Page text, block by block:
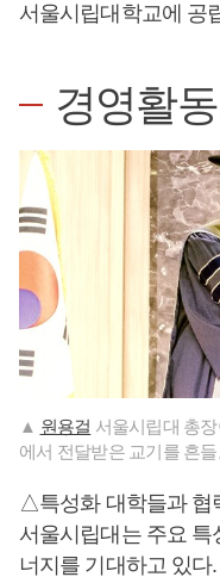
서울시립대학교에 공
경영활
▲ 원용걸 서울시립대 총
에서 전달받은 교기를 흔
△특성화 대학들과 협
서울시립대는 주요 특
너지를 기대하고 있